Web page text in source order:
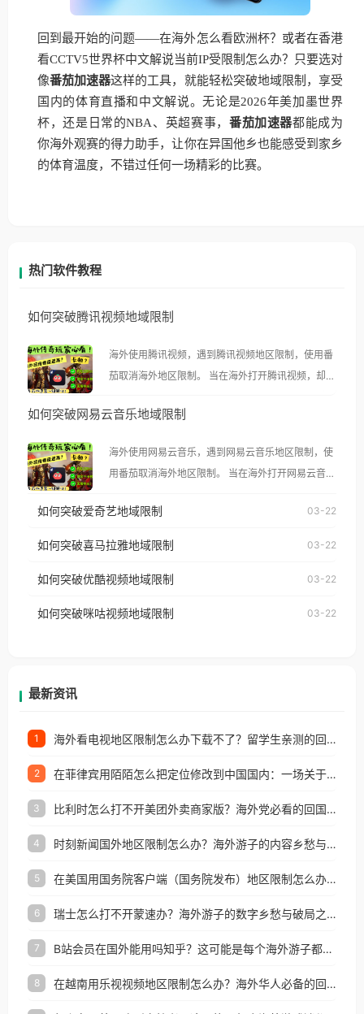
回到最开始的问题——在海外怎么看欧洲杯？或者在香港
看CCTV5世界杯中文解说当前IP受限制怎么办？只要选对
像番茄加速器这样的工具，就能轻松突破地域限制，享受
国内的体育直播和中文解说。无论是2026年美加墨世界
杯，还是日常的NBA、英超赛事， 番茄加速器都能成为
你海外观赛的得力助手，让你在异国他乡也能感受到家乡
的体育温度，不错过任何一场精彩的比赛。
热门软件教程
如何突破腾讯视频地域限制
海外使用腾讯视频，遇到腾讯视频地区限制，使用番
茄取消海外地区限制。 当在海外打开腾讯视频，却突
示语。 海外用户如香港、澳门、台湾、美国、加拿
像其他音乐平台一样，出现地区及版权限制问题，且
仅能在中国大陆地区播放。 遇到这个问题的朋友们，
使用番茄回国加速器，即可解决「海外用户收听腾讯
台湾、美国、加拿大、澳大利亚、欧洲等国家和地区
权限制所困扰。
如何突破网易云音乐地域限制
海外使用网易云音乐，遇到网易云音乐地区限制，使
用番茄取消海外地区限制。 当在海外打开网易云音
播放”的提示语。 海外用户如香港、澳门、台湾、美
国、加拿大、澳大利亚、欧洲等国家和地区时，网易
制问题，且仅能在中国大陆地区播放。 遇到这个问题
户收听网易云音乐地区版权限制」的问题，无论人在
如何突破爱奇艺地域限制 03-22
如何突破喜马拉雅地域限制 03-22
如何突破优酷视频地域限制 03-22
如何突破咪咕视频地域限制 03-22
最新资讯
1 海外看电视地区限制怎么办下载不了？留学生亲测的回国加速方案（附2026世界杯观赛技巧）
2 在菲律宾用陌陌怎么把定位修改到中国国内：一场关于归属感与连接的探索
3 比利时怎么打不开美团外卖商家版？海外党必看的回国加速全攻略
4 时刻新闻国外地区限制怎么办？海外游子的内容乡愁与破局之路
5 在美国用国务院客户端（国务院发布）地区限制怎么办？3步解决海外看国内内容难题
6 瑞士怎么打不开蒙速办？海外游子的数字乡愁与破局之路
7 B站会员在国外能用吗知乎？这可能是每个海外游子都问过的问题
8 在越南用乐视视频地区限制怎么办？海外华人必备的回国加速攻略